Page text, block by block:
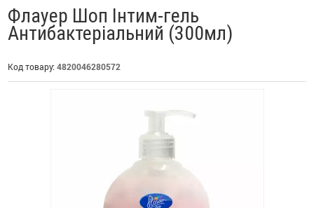
Флауер Шоп Інтим-гель
Антибактеріальний (300мл)
Код товару: 4820046280572